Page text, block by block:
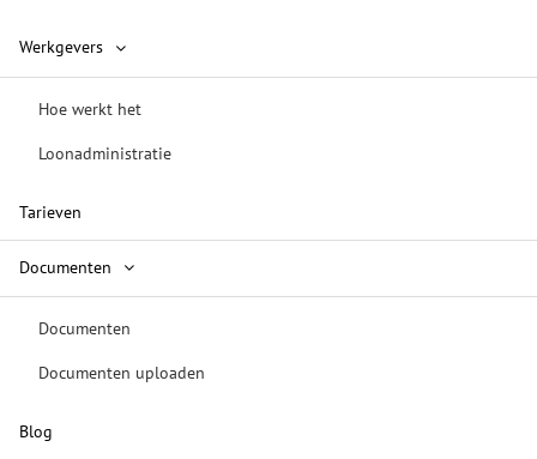
Werkgevers
Hoe werkt het
Loonadministratie
Tarieven
Documenten
Documenten
Documenten uploaden
Blog